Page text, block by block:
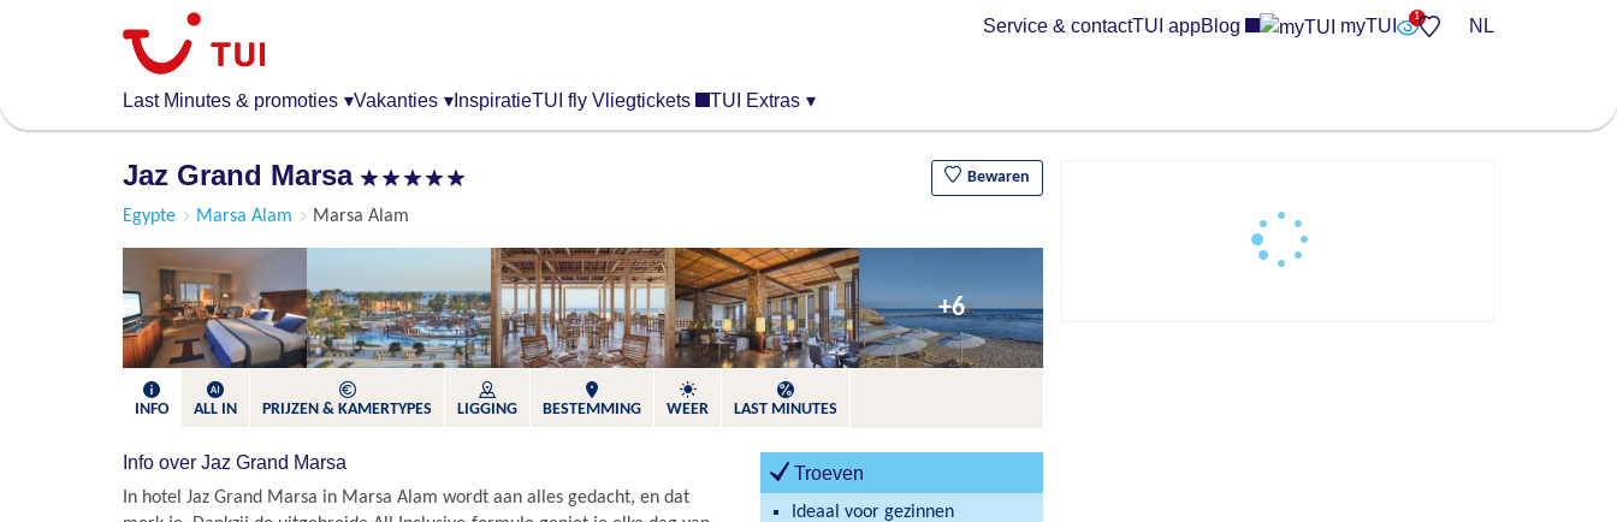
algemene
Last Minutes & promoties ▾Vakanties ▾ InspiratieTUI fly Vliegtickets TUI Extras ▾
Service & contactTUI appBlog myTUI NL
Jaz Grand Marsa Bewaren
Egypte Marsa Alam Marsa Alam
+6
INFO ALL IN PRIJZEN & KAMERTYPES LIGGING BESTEMMING WEER LAST MINUTES
Info over Jaz Grand Marsa
In hotel Jaz Grand Marsa in Marsa Alam wordt aan alles gedacht, en dat
Troeven
Ideaal voor gezinnen